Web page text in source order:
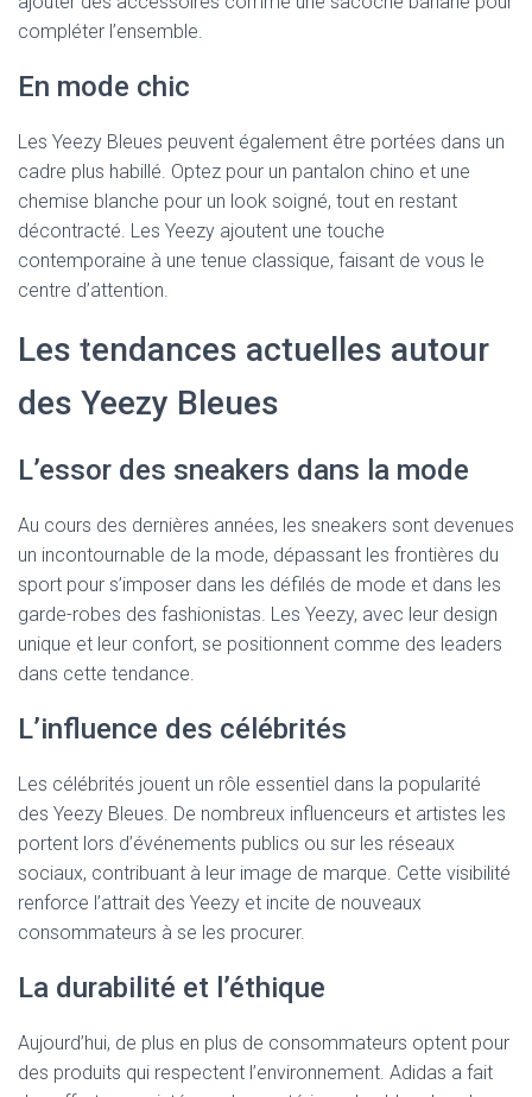
compléter l’ensemble.
En mode chic
Les Yeezy Bleues peuvent également être portées dans un
cadre plus habillé. Optez pour un pantalon chino et une
chemise blanche pour un look soigné, tout en restant
décontracté. Les Yeezy ajoutent une touche
contemporaine à une tenue classique, faisant de vous le
centre d’attention.
Les tendances actuelles autour
des Yeezy Bleues
L’essor des sneakers dans la mode
Au cours des dernières années, les sneakers sont devenues
un incontournable de la mode, dépassant les frontières du
sport pour s’imposer dans les défilés de mode et dans les
garde-robes des fashionistas. Les Yeezy, avec leur design
unique et leur confort, se positionnent comme des leaders
dans cette tendance.
L’influence des célébrités
Les célébrités jouent un rôle essentiel dans la popularité
des Yeezy Bleues. De nombreux influenceurs et artistes les
portent lors d’événements publics ou sur les réseaux
sociaux, contribuant à leur image de marque. Cette visibilité
renforce l’attrait des Yeezy et incite de nouveaux
consommateurs à se les procurer.
La durabilité et l’éthique
Aujourd’hui, de plus en plus de consommateurs optent pour
des produits qui respectent l’environnement. Adidas a fait